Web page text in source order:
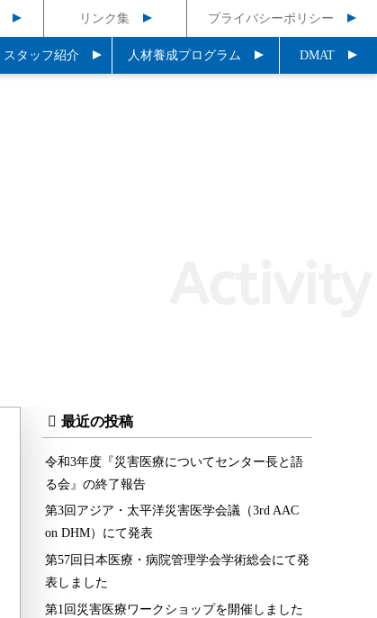
リンク集 プライバシーポリシー
スタッフ紹介 人材養成プログラム DMAT
最近の投稿
令和3年度『災害医療についてセンター長と語
る会』の終了報告
第3回アジア・太平洋災害医学会議（3rd AAC
on DHM）にて発表
第57回日本医療・病院管理学会学術総会にて発
表しました
第1回災害医療ワークショップを開催しました